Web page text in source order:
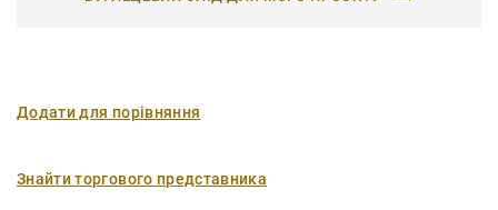
Додати для порівняння
Знайти торгового представника